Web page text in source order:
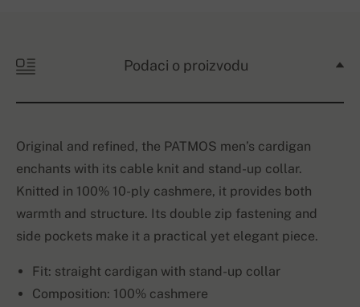
Podaci o proizvodu
Original and refined, the PATMOS men’s cardigan
enchants with its cable knit and stand-up collar.
Knitted in 100% 10-ply cashmere, it provides both
warmth and structure. Its double zip fastening and
side pockets make it a practical yet elegant piece.
Fit: straight cardigan with stand-up collar
Composition: 100% cashmere